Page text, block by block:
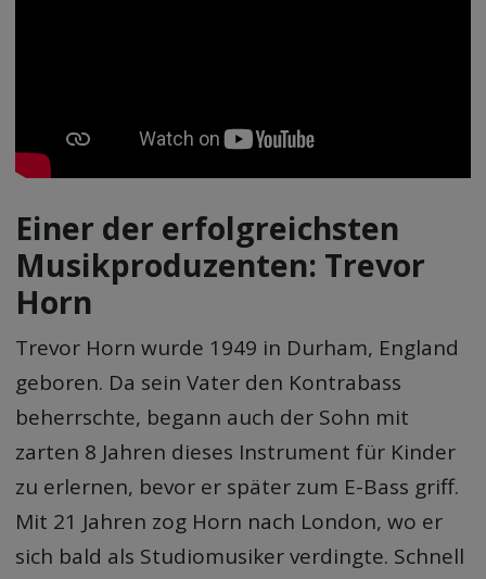
Einer der erfolgreichsten
Musikproduzenten: Trevor
Horn
Trevor Horn wurde 1949 in Durham, England
geboren. Da sein Vater den Kontrabass
beherrschte, begann auch der Sohn mit
zarten 8 Jahren dieses Instrument für Kinder
zu erlernen, bevor er später zum E-Bass griff.
Mit 21 Jahren zog Horn nach London, wo er
sich bald als Studiomusiker verdingte. Schnell